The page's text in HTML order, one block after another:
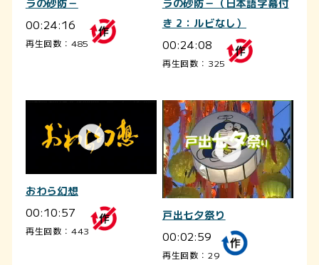
ラの砂防－
00:24:16
再生回数：485
ラの砂防－（日本語字幕付
き 2：ルビなし）
00:24:08
再生回数：325
おわら幻想
00:10:57
再生回数：443
戸出七夕祭り
00:02:59
再生回数：29